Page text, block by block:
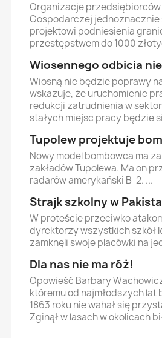
Organizacje
Gospodarczej
projektowi podniesienia
przestępstwem do 1000
Wiosennego odbicia
Wiosną nie będzie poprawy
wskazuje, że uruchomienie
redukcji zatrudnienia w
stałych miejsc pracy będzie
Tupolew projektuje
Nowy model bombowca ma
zakładów Tupolewa. Ma on
radarów amerykański B-2. ...
Strajk szkolny w
W proteście przeciwko
dyrektorzy wszystkich szkół
zamknęli swoje placówki na
Dla nas nie ma róż!
Opowieść Barbary
któremu od najmłodszych lat
1863 roku nie wahał się
Zginął w lasach w okolicach